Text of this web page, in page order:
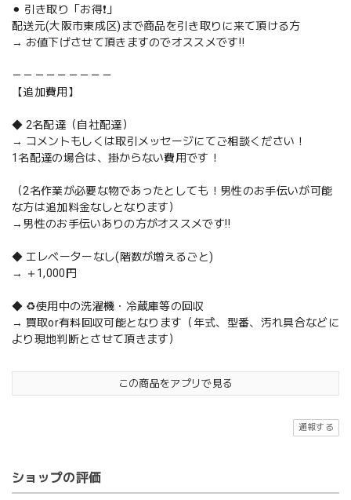
⚫︎ 引き取り「お得❗️」
配送元(大阪市東成区)まで商品を引き取りに来て頂ける方
→ お値下げさせて頂きますのでオススメです‼️
－－－－－－－－－
【追加費用】
◆ 2名配達（自社配達）
→ コメントもしくは取引メッセージにてご相談ください！
1名配達の場合は、掛からない費用です！
（2名作業が必要な物であったとしても！男性のお手伝いが可能
な方は追加料金なしとなります）
→男性のお手伝いありの方がオススメです‼️
◆ エレベーターなし(階数が増えるごと)
→ ＋1,000円
◆ ♻️使用中の洗濯機・冷蔵庫等の回収
→ 買取or有料回収可能となります（年式、型番、汚れ具合などに
より現地判断とさせて頂きます）
この商品をアプリで見る
通報する
ショップの評価